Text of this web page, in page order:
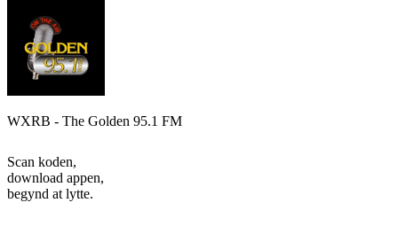
WXRB - The Golden 95.1 FM
Scan koden,
download appen,
begynd at lytte.